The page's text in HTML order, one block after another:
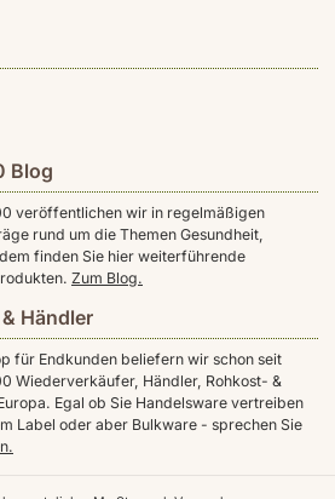
Blog
veröffentlichen wir in regelmäßigen
rund um die Themen Gesundheit,
finden Sie hier weiterführende
Zum Blog.
Händler
für Endkunden beliefern wir schon seit
Wiederverkäufer, Händler, Rohkost- &
Egal ob Sie Handelsware vertreiben
Label oder aber Bulkware - sprechen Sie